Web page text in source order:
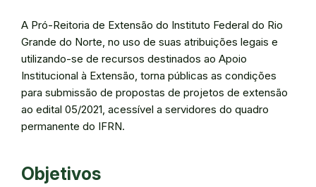
A Pró-Reitoria de Extensão do Instituto Federal do Rio
Grande do Norte, no uso de suas atribuições legais e
utilizando-se de recursos destinados ao Apoio
Institucional à Extensão, torna públicas as condições
para submissão de propostas de projetos de extensão
ao edital 05/2021, acessível a servidores do quadro
permanente do IFRN.
Objetivos